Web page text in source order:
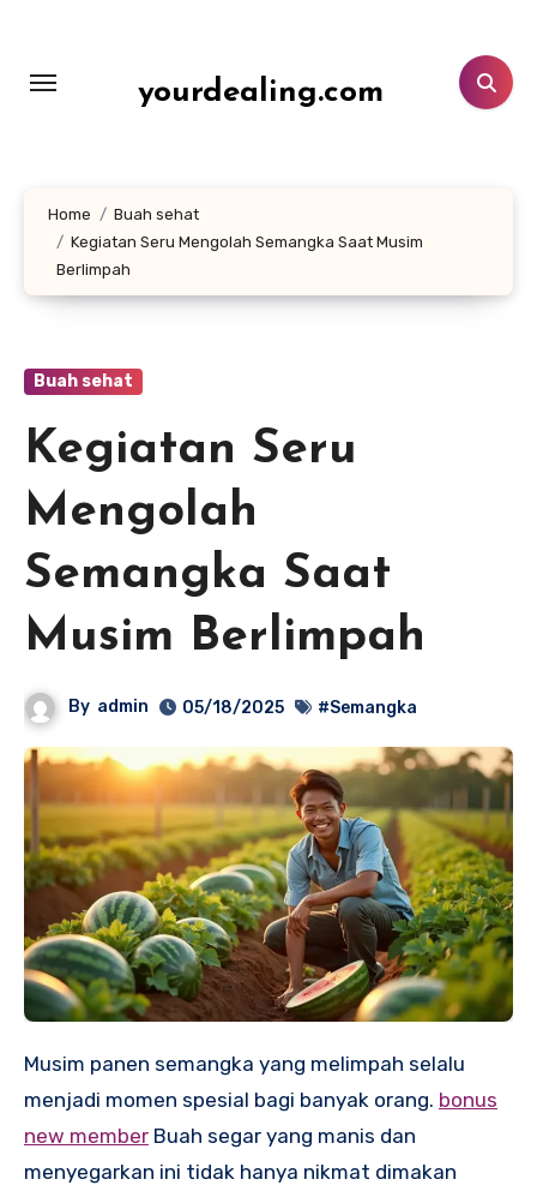
konten
yourdealing.com
Home
Buah sehat
Kegiatan Seru Mengolah Semangka Saat Musim
Berlimpah
Buah sehat
Kegiatan Seru
Mengolah
Semangka Saat
Musim Berlimpah
By admin 05/18/2025 #Semangka
Musim panen semangka yang melimpah selalu
menjadi momen spesial bagi banyak orang. bonus
new member Buah segar yang manis dan
menyegarkan ini tidak hanya nikmat dimakan